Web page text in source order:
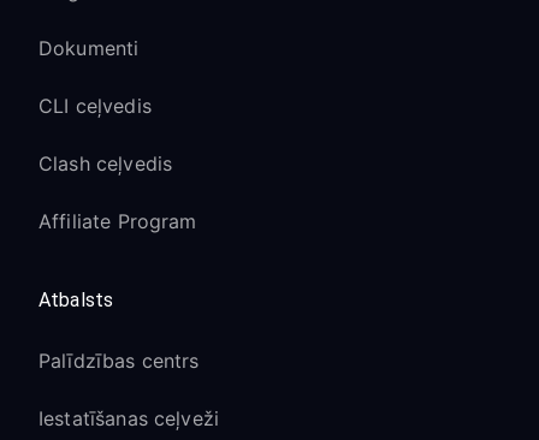
Dokumenti
CLI ceļvedis
Clash ceļvedis
Affiliate Program
Atbalsts
Palīdzības centrs
Iestatīšanas ceļveži